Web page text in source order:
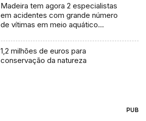
Madeira tem agora 2 especialistas
em acidentes com grande número
de vítimas em meio aquático
1,2 milhões de euros para
conservação da natureza
PUB